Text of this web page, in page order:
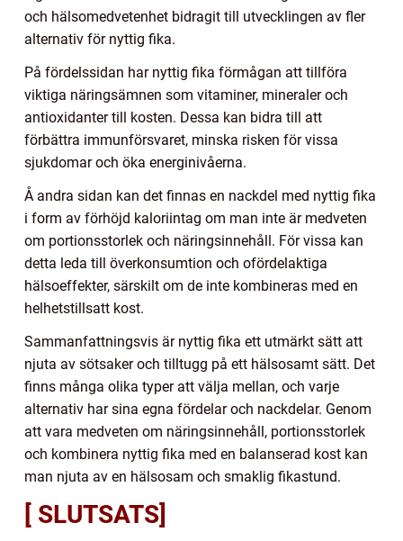
och hälsomedvetenhet bidragit till utvecklingen av fler
alternativ för nyttig fika.
På fördelssidan har nyttig fika förmågan att tillföra
viktiga näringsämnen som vitaminer, mineraler och
antioxidanter till kosten. Dessa kan bidra till att
förbättra immunförsvaret, minska risken för vissa
sjukdomar och öka energinivåerna.
Å andra sidan kan det finnas en nackdel med nyttig fika
i form av förhöjd kaloriintag om man inte är medveten
om portionsstorlek och näringsinnehåll. För vissa kan
detta leda till överkonsumtion och ofördelaktiga
hälsoeffekter, särskilt om de inte kombineras med en
helhetstillsatt kost.
Sammanfattningsvis är nyttig fika ett utmärkt sätt att
njuta av sötsaker och tilltugg på ett hälsosamt sätt. Det
finns många olika typer att välja mellan, och varje
alternativ har sina egna fördelar och nackdelar. Genom
att vara medveten om näringsinnehåll, portionsstorlek
och kombinera nyttig fika med en balanserad kost kan
man njuta av en hälsosam och smaklig fikastund.
[ SLUTSATS]